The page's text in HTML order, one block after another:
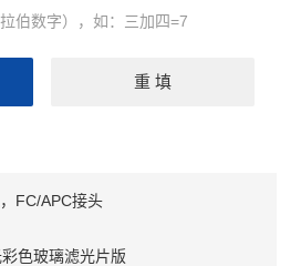
伯数字），如：三加四=7
FC/APC接头
色玻璃滤光片版